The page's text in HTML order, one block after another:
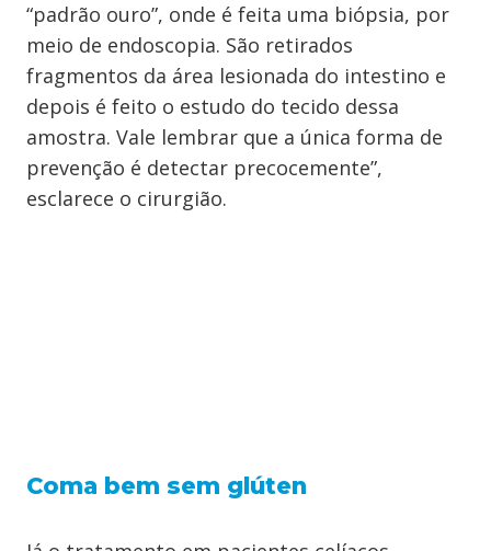
“padrão ouro”, onde é feita uma biópsia, por
meio de endoscopia. São retirados
fragmentos da área lesionada do intestino e
depois é feito o estudo do tecido dessa
amostra. Vale lembrar que a única forma de
prevenção é detectar precocemente”,
esclarece o cirurgião.
Coma bem sem glúten